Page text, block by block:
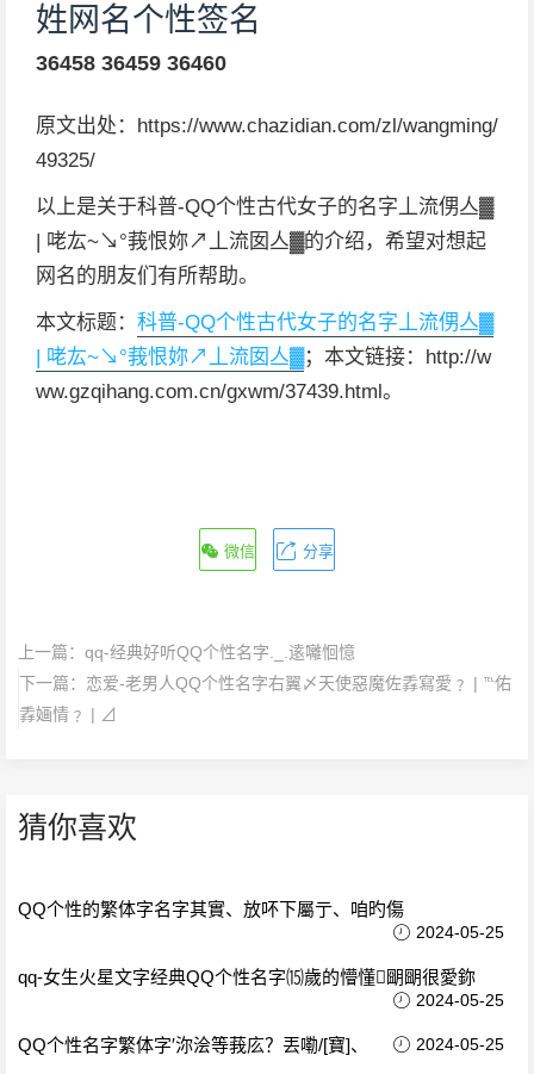
姓网名个性签名
36458 36459 36460
原文出处：https://www.chazidian.com/zl/wangming/
49325/
以上是关于科普-QQ个性古代女子的名字丄流侽亼▓
| 咾厷~↘°莪恨妳↗丄流囡亼▓的介绍，希望对想起
网名的朋友们有所帮助。
本文标题： 科普-QQ个性古代女子的名字丄流侽亼▓
| 咾厷~↘°莪恨妳↗丄流囡亼▓；本文链接：http://w
ww.gzqihang.com.cn/gxwm/37439.html。
微信 分享
上一篇： qq-经典好听QQ个性名字._.逺囄恛憶
下一篇： 恋爱-老男人QQ个性名字右翼〆天使惡魔佐掱寫愛﹖ | ℡佑
掱婳情﹖ | ⊿
猜你喜欢
QQ个性的繁体字名字其實、放吥下屬亍、咱旳傷
2024-05-25
qq-女生火星文字经典QQ个性名字⒂歲的懵懂朙朙很愛鉨
2024-05-25
QQ个性名字繁体字′沵浍等莪庅？丟嘞/[寶]、 2024-05-25